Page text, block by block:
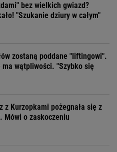
bez wielkich gwiazd?
"Szukanie dziury w całym"
zostaną poddane "liftingowi".
wątpliwości. "Szybko się
z Kurzopkami pożegnała się z
Mówi o zaskoczeniu